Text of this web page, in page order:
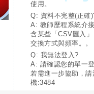
使用。
Q: 資料不完整(正確
A: 教師歷程系統介
含某些「CSV匯入
交換方式與頻率。。
Q: 我無法登入?
A: 請確認您的單一
若需進一步協助，
機:3484